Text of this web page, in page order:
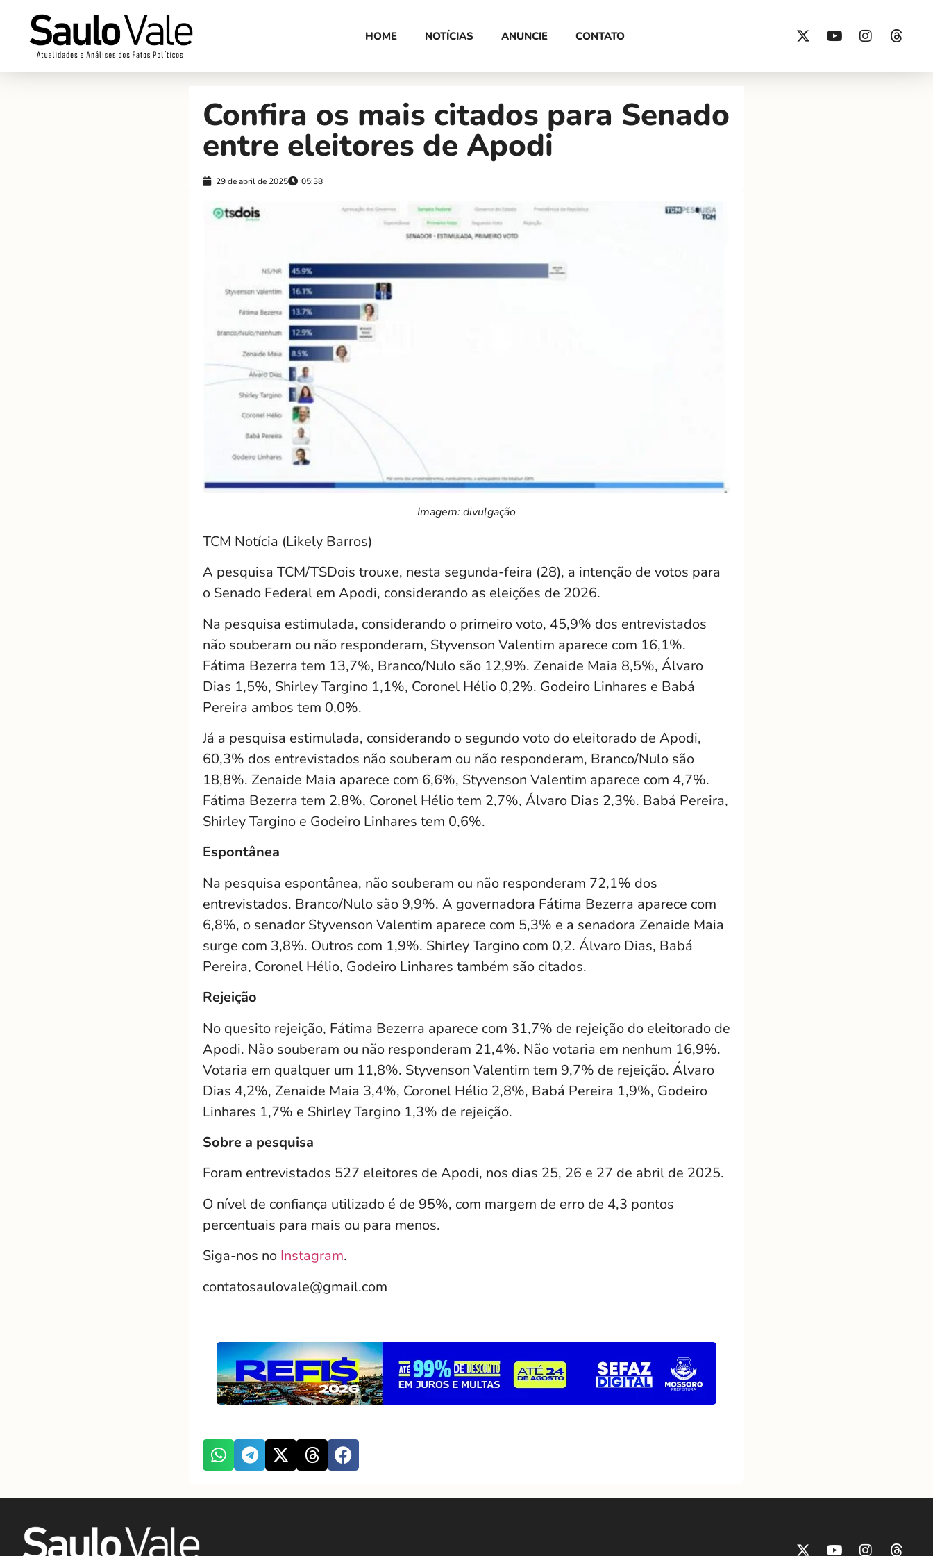
HOME NOTÍCIAS ANUNCIE CONTATO
Confira os mais citados para Senado
entre eleitores de Apodi
29 de abril de 2025 05:38
Imagem: divulgação
TCM Notícia (Likely Barros)
A pesquisa TCM/TSDois trouxe, nesta segunda-feira (28), a intenção de votos para
o Senado Federal em Apodi, considerando as eleições de 2026.
Na pesquisa estimulada, considerando o primeiro voto, 45,9% dos entrevistados
não souberam ou não responderam, Styvenson Valentim aparece com 16,1%.
Fátima Bezerra tem 13,7%, Branco/Nulo são 12,9%. Zenaide Maia 8,5%, Álvaro
Dias 1,5%, Shirley Targino 1,1%, Coronel Hélio 0,2%. Godeiro Linhares e Babá
Pereira ambos tem 0,0%.
Já a pesquisa estimulada, considerando o segundo voto do eleitorado de Apodi,
60,3% dos entrevistados não souberam ou não responderam, Branco/Nulo são
18,8%. Zenaide Maia aparece com 6,6%, Styvenson Valentim aparece com 4,7%.
Fátima Bezerra tem 2,8%, Coronel Hélio tem 2,7%, Álvaro Dias 2,3%. Babá Pereira,
Shirley Targino e Godeiro Linhares tem 0,6%.
Espontânea
Na pesquisa espontânea, não souberam ou não responderam 72,1% dos
entrevistados. Branco/Nulo são 9,9%. A governadora Fátima Bezerra aparece com
6,8%, o senador Styvenson Valentim aparece com 5,3% e a senadora Zenaide Maia
surge com 3,8%. Outros com 1,9%. Shirley Targino com 0,2. Álvaro Dias, Babá
Pereira, Coronel Hélio, Godeiro Linhares também são citados.
Rejeição
No quesito rejeição, Fátima Bezerra aparece com 31,7% de rejeição do eleitorado de
Apodi. Não souberam ou não responderam 21,4%. Não votaria em nenhum 16,9%.
Votaria em qualquer um 11,8%. Styvenson Valentim tem 9,7% de rejeição. Álvaro
Dias 4,2%, Zenaide Maia 3,4%, Coronel Hélio 2,8%, Babá Pereira 1,9%, Godeiro
Linhares 1,7% e Shirley Targino 1,3% de rejeição.
Sobre a pesquisa
Foram entrevistados 527 eleitores de Apodi, nos dias 25, 26 e 27 de abril de 2025.
O nível de confiança utilizado é de 95%, com margem de erro de 4,3 pontos
percentuais para mais ou para menos.
Siga-nos no Instagram.
contatosaulovale@gmail.com